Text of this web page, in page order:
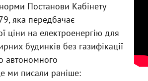
Постанови Кабінету
яка передбачає
ціни на електроенергію для
будинків без газифікації
автономного
ми писали раніше: